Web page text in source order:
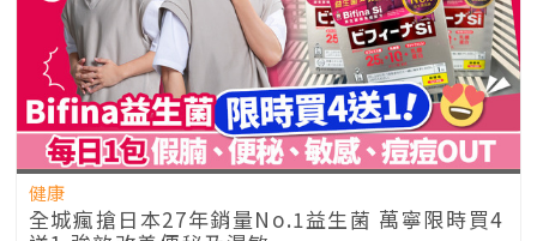
健康
全城瘋搶日本27年銷量No.1益生菌 萬寧限時買4